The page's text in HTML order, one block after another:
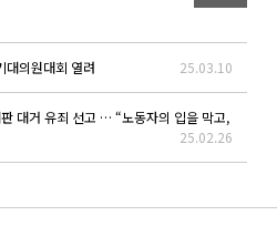
대의원대회 열려 25.03.10
판 대거 유죄 선고 … “노동자의 입을 막고,
25.02.26